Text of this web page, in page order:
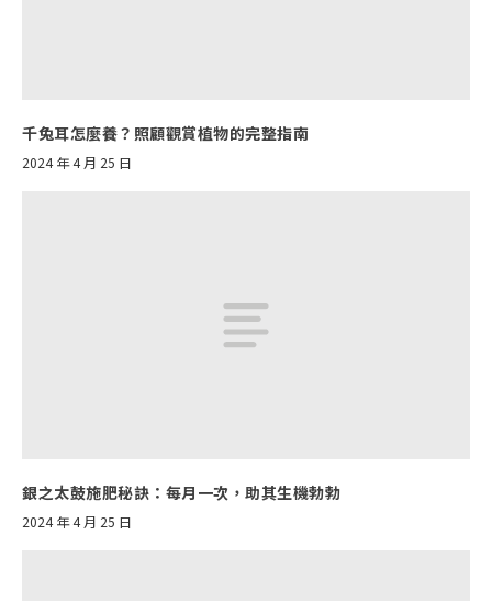
千兔耳怎麼養？照顧觀賞植物的完整指南
2024 年 4 月 25 日
銀之太鼓施肥秘訣：每月一次，助其生機勃勃
2024 年 4 月 25 日